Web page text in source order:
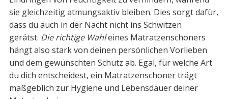
sie gleichzeitig atmungsaktiv bleiben. Dies sorgt dafür,
dass du auch in der Nacht nicht ins Schwitzen
gerätst. Die richtige Wahleines Matratzenschoners
hängt also stark von deinen persönlichen Vorlieben
und dem gewünschten Schutz ab. Egal, für welche Art
du dich entscheidest, ein Matratzenschoner trägt
maßgeblich zur Hygiene und Lebensdauer deiner